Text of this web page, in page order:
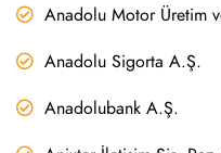
Anadolu Motor Üretim
Anadolu Sigorta A.Ş.
Anadolubank A.Ş.